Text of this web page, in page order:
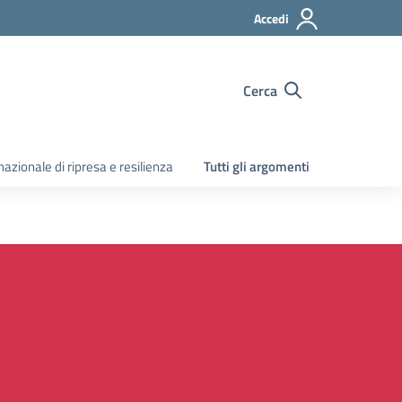
Accedi
Cerca
di ripresa e resilienza Tutti gli argomenti